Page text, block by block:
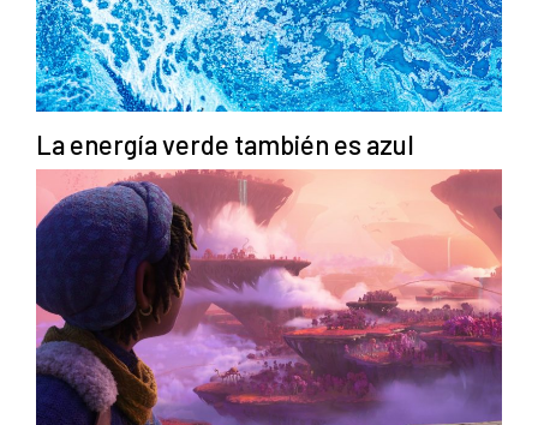
La energía verde también es azul